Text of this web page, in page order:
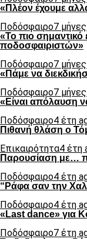
«Πλέον έχουμε
Ποδόσφαιρο7
«Το πιο σημαντικό
ποδοσφαιριστών»
Ποδόσφαιρο7
«Πάμε να
Ποδόσφαιρο7
«Είναι απόλαυση
Ποδόσφαιρο4 έτη
Πιθανή θλάση ο
Επικαιρότητα4 έτη
Παρουσίαση με…
Ποδόσφαιρο4 έτη
“Ράφα σαν την
Ποδόσφαιρο4 έτη
«Last dance» για
Ποδόσφαιρο7 έτη